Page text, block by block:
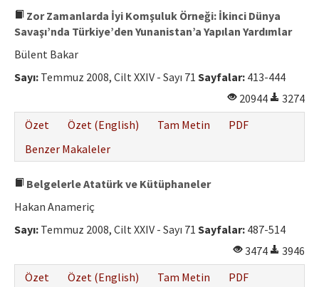
Zor Zamanlarda İyi Komşuluk Örneği: İkinci Dünya
Savaşı’nda Türkiye’den Yunanistan’a Yapılan Yardımlar
Bülent Bakar
Sayı: Temmuz 2008, Cilt XXIV - Sayı 71 Sayfalar: 413-444
20944
3274
Özet
Özet (English) Tam Metin
PDF
Benzer Makaleler
Belgelerle Atatürk ve Kütüphaneler
Hakan Anameriç
Sayı: Temmuz 2008, Cilt XXIV - Sayı 71 Sayfalar: 487-514
3474
3946
Özet
Özet (English) Tam Metin
PDF